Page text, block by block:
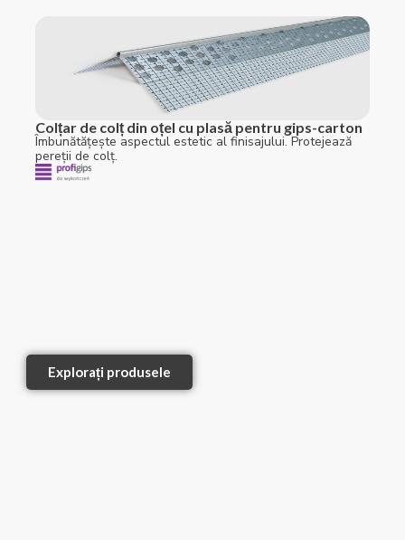
Colțar de colț din oțel cu plasă pentru gips-carton
Îmbunătățește aspectul estetic al finisajului. Protejează
pereții de colț.
Explorați produsele